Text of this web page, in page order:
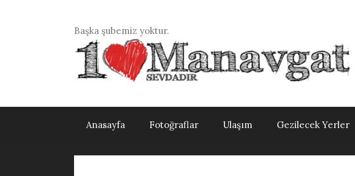
Başka şubemiz yoktur.
Anasayfa Fotoğraflar Ulaşım Gezilecek Yerler